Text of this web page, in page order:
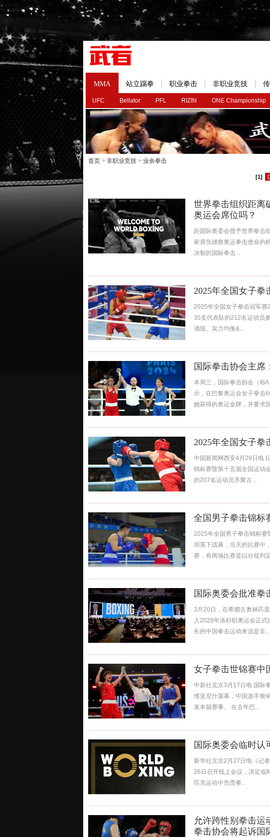
MMA
UFC Bellator PFL RIZIN ONE Championship
站立踢拳 职业拳击 非职业竞技
首页 > 非职业竞技 > 业余拳击
[1]
世界拳击组织距离
奥运会席位吗？
距国际奥委会授予世界拳击
家肩负拯救奥运拳击使命的
决裂的国际拳击...
2025年全国女子拳
2025年全国女子拳击冠军赛
35支代表队的212名运动员
涌现、实力均衡&...
国际拳击协会主席
本周三，国际拳击协会（
示，在巴黎奥运会女子拳击
她获得的奥运金牌，并要求
2025年全国女子拳
中国新闻网西安4月29日电
锦标赛暨第十五届全国运动
的207名运动员齐聚古...
全国男子拳击锦标
2025年全国男子拳击锦标赛
圳落下战幕，当天的比赛中
赛，有两场比赛是以分歧判
国际奥委会批准拳
3月20日，在希腊古奥林匹
入2028年洛杉矶奥运会正
长的中国拳击运动来说是非...
女子拳击世锦赛中
中新社北京3月17日电 国际
维亚尼什落幕，中国选手詹
束本届赛事。 在去年巴...
国际奥委会临时认
新华社北京2月27日电（记
26日召开线上会议，决定临
匹克运动中负责拳...
允许跨性别拳击运
拳击协会将起诉国